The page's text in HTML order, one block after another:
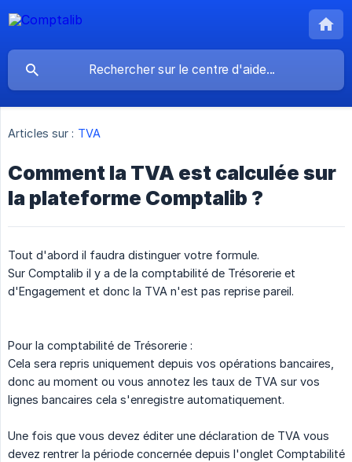
Articles sur : TVA
Comment la TVA est calculée sur
la plateforme Comptalib ?
Tout d'abord il faudra distinguer votre formule.
Sur Comptalib il y a de la comptabilité de Trésorerie et
d'Engagement et donc la TVA n'est pas reprise pareil.
Pour la comptabilité de Trésorerie :
Cela sera repris uniquement depuis vos opérations bancaires,
donc au moment ou vous annotez les taux de TVA sur vos
lignes bancaires cela s'enregistre automatiquement.
Une fois que vous devez éditer une déclaration de TVA vous
devez rentrer la période concernée depuis l'onglet Comptabilité